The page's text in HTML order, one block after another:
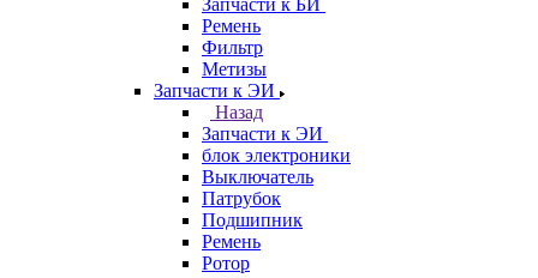
Запчасти к БИ
Ремень
Фильтр
Метизы
Запчасти к ЭИ
Назад
Запчасти к ЭИ
блок электроники
Выключатель
Патрубок
Подшипник
Ремень
Ротор